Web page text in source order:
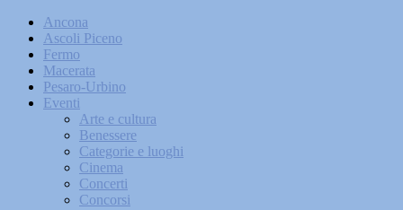
Ancona
Ascoli Piceno
Fermo
Macerata
Pesaro-Urbino
Eventi
Arte e cultura
Benessere
Categorie e luoghi
Cinema
Concerti
Concorsi